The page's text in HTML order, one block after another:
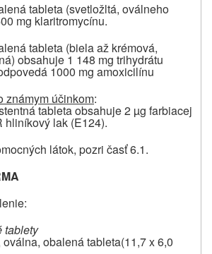
tableta (svetložltá, oválneho
mg klaritromycínu.
tableta (biela až krémová,
obsahuje 1 148 mg trihydrátu
1000 mg amoxicilínu
známym účinkom:
tableta obsahuje 2 µg farbiacej
hliníkový lak (E124).
látok, pozri časť 6.1.
tablety
obalená tableta(11,7 x 6,0